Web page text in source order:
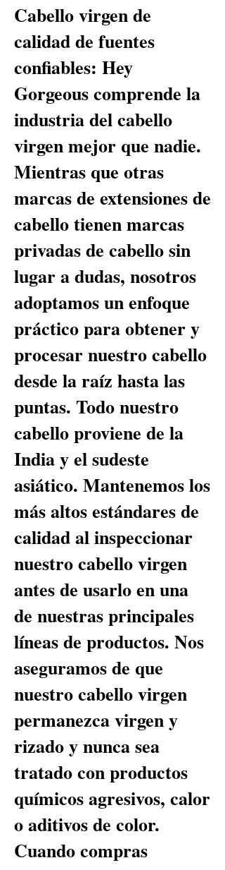
Cabello virgen de
calidad de fuentes
confiables: Hey
Gorgeous comprende la
industria del cabello
virgen mejor que nadie.
Mientras que otras
marcas de extensiones de
cabello tienen marcas
privadas de cabello sin
lugar a dudas, nosotros
adoptamos un enfoque
práctico para obtener y
procesar nuestro cabello
desde la raíz hasta las
puntas. Todo nuestro
cabello proviene de la
India y el sudeste
asiático. Mantenemos los
más altos estándares de
calidad al inspeccionar
nuestro cabello virgen
antes de usarlo en una
de nuestras principales
líneas de productos. Nos
aseguramos de que
nuestro cabello virgen
permanezca virgen y
rizado y nunca sea
tratado con productos
químicos agresivos, calor
o aditivos de color.
Cuando compras